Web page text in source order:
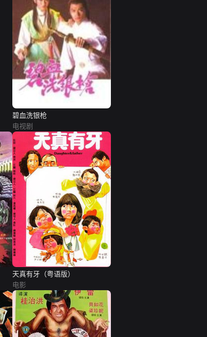
碧血洗银枪
电视剧
天真有牙（粤语版）
电影